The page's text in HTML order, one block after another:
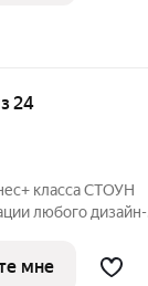
24
класса СТОУН
любого дизайн-
в пешей
мне